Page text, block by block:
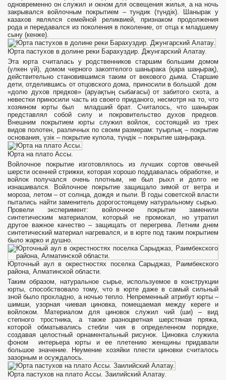
одновременно он служил и окном для освещения жилья, а на ночь
закрывался войлочным покрытием – тундик (түндік). Шанырак у
казахов являлся семейной реликвией, признаком продолжения
рода и передавался из поколения в поколение, от отца к младшему
сыну (кенже).
Юрта пастухов в долине реки Барахуздир. Джунгарский Алатау.
Эта юрта считалась у родственников старшим большим домом
(үлкен үй), домом черного закоптелого шанырака (қара шаңырақ),
действительно становившимся таким от векового дыма. Старшие
дети, отделившись от отцовского дома, приносили в большой дом
«долю духов предков» (аруақтың сыбағасы) от забитого скота, а
невестки приносили часть из своего приданого, несмотря на то, что
хозяином юрты был младший брат. Считалось, что шанырак
представлял собой силу и покровительство духов предков.
Внешним покрытием юрты служил войлок, состоящий из трех
видов полотен, различных по своим размерам: туырлық – покрытие
основания, үзік – покрытие купола, түндік – покрытие шаңырақа.
Юрта на плато Ассы.
Войлочное покрытие изготовлялось из лучших сортов овечьей
шерсти осенней стрижки, которая хорошо поддавалась обработке, и
войлок получался очень плотным, не был рыхл и долго не
изнашивался. Войлочное покрытие защищало зимой от ветра и
мороза, летом – от солнца, дождя и пыли. В годы советской власти
пытались найти заменитель дорогостоящему натуральному сырью.
Провели эксперимент: войлочное покрытие заменили
синтетическим материалом, который не промокал, но утратил
другое важное качество – защищать от перегрева. Летним днем
синтетический материал нагревался, и в юрте под таким покрытием
было жарко и душно.
Юрточный аул в окрестностях поселка Сарыджаз, Раимбекского
района, Алматинской области.
Таким образом, натуральное сырье, используемое в конструкции
юрты, способствовало тому, что в юрте даже в самый сильный
зной было прохладно, а ночью тепло. Непременный атрибут юрты –
шимши, узорная чиевая циновка, помещаемая между кереге и
войлоком. Материалом для циновок служил чий (ши) – вид
степного тростника, а также разноцветная шерстяная пряжа,
которой обматывались стебли чия в определенном порядке,
создавая целостный орнаментальный рисунок. Циновка служила
фоном интерьера юрты и ее плетению женщины придавали
большое значение. Неумение хозяйки плести циновки считалось
зазорным и осуждалось.
Юрта пастухов на плато Ассы. Заилийский Алатау.